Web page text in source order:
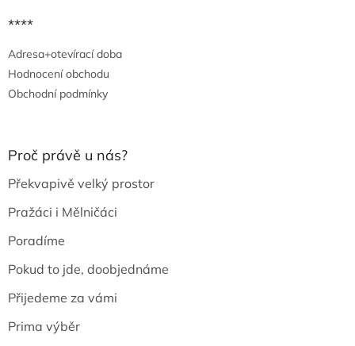
****
Adresa+otevírací doba
Hodnocení obchodu
Obchodní podmínky
Proč právě u nás?
Překvapivě velký prostor
Pražáci i Mělničáci
Poradíme
Pokud to jde, doobjednáme
Přijedeme za vámi
Prima výběr